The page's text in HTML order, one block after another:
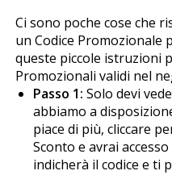
Ci sono poche cose che
un Codice Promozionale
queste piccole istruzioni
Promozionali validi nel
Passo 1: Solo devi
abbiamo a
piace di più, cliccare
Sconto e avrai
indicherà il codice e ti